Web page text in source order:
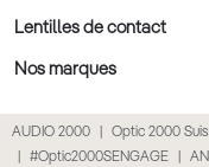
Tout savoir sur nos verres
La prise de rendez-vous en
Point expert basse vision
Click & collect : Livraison
Politique cookies
Conditions des offres
Politique de confidentialité
Lunettes de vue homme
Lunettes de vue femme
Lunettes de vue Ray-Ban
Lunettes de soleil
Lunettes de soleil homme
Lunettes de soleil enfant
Lentilles de contact
Lentilles de contact
Nos marques
Lunettes Prada
AUDIO 2000 Optic 2000
#Optic2000SENGAGE